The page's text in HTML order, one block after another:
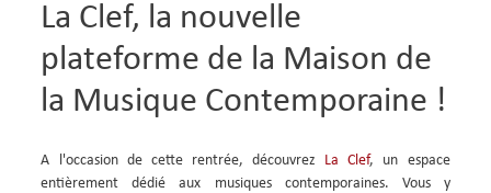
FONDS CDMC-MMC
La Clef, la nouvelle
plateforme de la Maison de
la Musique Contemporaine !
Body
A l'occasion de cette rentrée, découvrez La Clef, un espace
entièrement dédié aux musiques contemporaines. Vous y